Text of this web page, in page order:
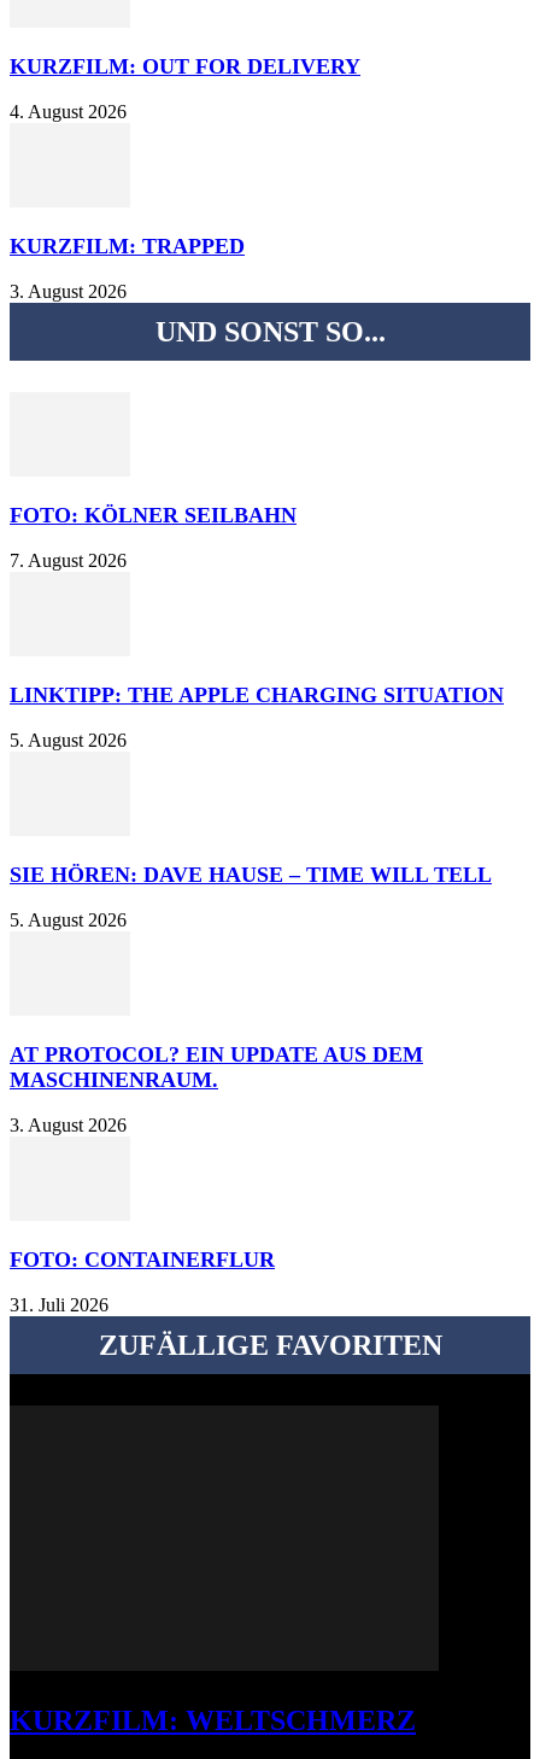
KURZFILM: OUT FOR DELIVERY
4. August 2026
KURZFILM: TRAPPED
3. August 2026
UND SONST SO...
FOTO: KÖLNER SEILBAHN
7. August 2026
LINKTIPP: THE APPLE CHARGING SITUATION
5. August 2026
SIE HÖREN: DAVE HAUSE – TIME WILL TELL
5. August 2026
AT PROTOCOL? EIN UPDATE AUS DEM
MASCHINENRAUM.
3. August 2026
FOTO: CONTAINERFLUR
31. Juli 2026
ZUFÄLLIGE FAVORITEN
KURZFILM: WELTSCHMERZ